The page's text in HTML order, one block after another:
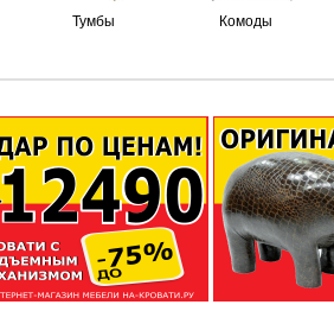
Тумбы Комоды